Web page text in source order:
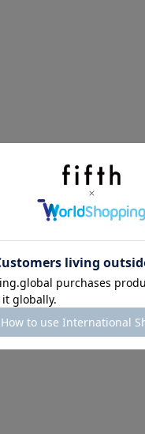
プチアイテム